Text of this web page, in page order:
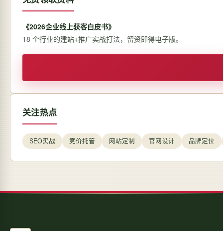
《2026企业线上获客白皮书》
18 个行业的建站+推广实战打法，留资即得电子版。
关注热点
SEO实战 竞价托管 网站定制 官网设计 品牌定位